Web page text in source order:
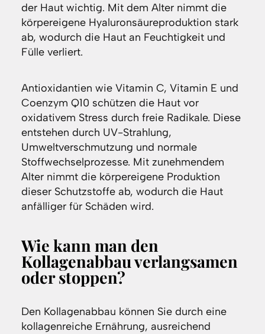
der Haut wichtig. Mit dem Alter nimmt die
körpereigene Hyaluronsäureproduktion stark
ab, wodurch die Haut an Feuchtigkeit und
Fülle verliert.
Antioxidantien wie Vitamin C, Vitamin E und
Coenzym Q10 schützen die Haut vor
oxidativem Stress durch freie Radikale. Diese
entstehen durch UV-Strahlung,
Umweltverschmutzung und normale
Stoffwechselprozesse. Mit zunehmendem
Alter nimmt die körpereigene Produktion
dieser Schutzstoffe ab, wodurch die Haut
anfälliger für Schäden wird.
Wie kann man den
Kollagenabbau verlangsamen
oder stoppen?
Den Kollagenabbau können Sie durch eine
kollagenreiche Ernährung, ausreichend